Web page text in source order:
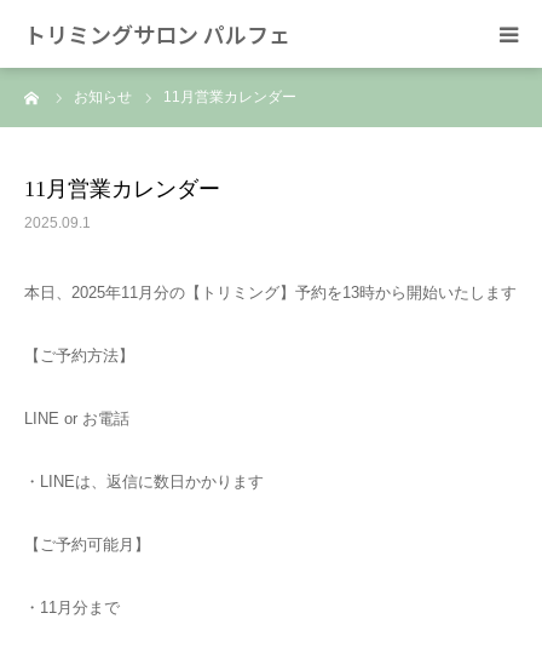
トリミングサロン パルフェ
お知らせ 11月営業カレンダー
11月営業カレンダー
2025.09.1
本日、2025年11月分の【トリミング】予約を13時から開始いたします
【ご予約方法】
LINE or お電話
・LINEは、返信に数日かかります
【ご予約可能月】
・11月分まで
HOME